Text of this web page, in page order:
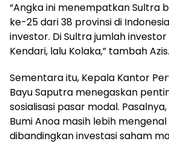
“Angka ini menempatkan Sultra
ke-25 dari 38 provinsi di
investor. Di Sultra jumlah
Kendari, lalu Kolaka,” tambah Azis.
Sementara itu, Kepala Kantor
Bayu Saputra menegaskan
sosialisasi pasar modal.
Bumi Anoa masih lebih
dibandingkan investasi saham